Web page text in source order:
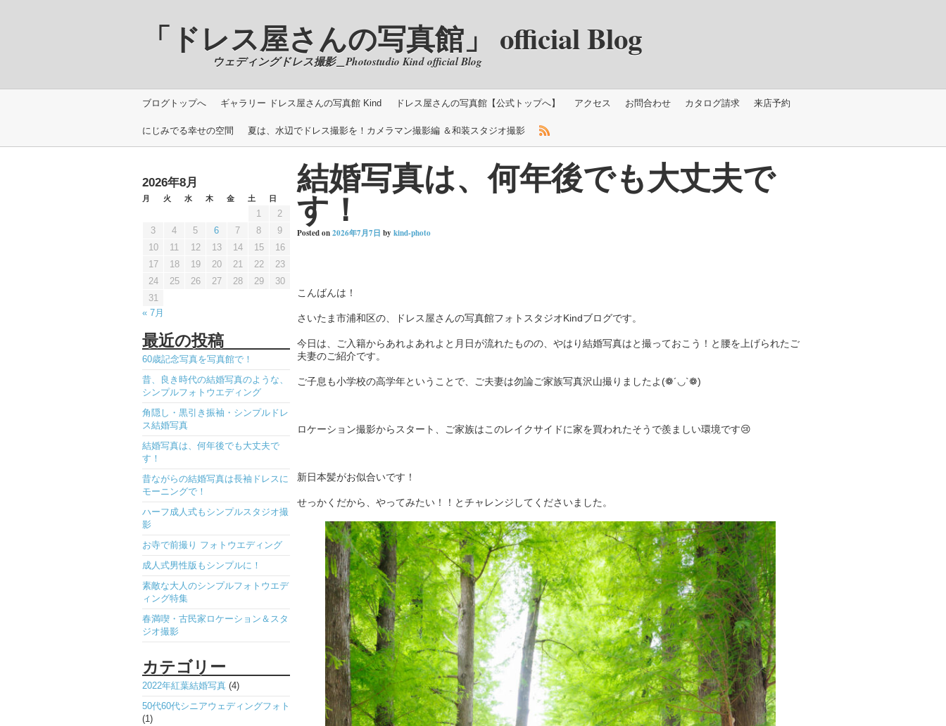
「ドレス屋さんの写真館」 official Blog
ウェディングドレス撮影＿Photostudio Kind official Blog
ブログトップへ ギャラリー ドレス屋さんの写真館 Kind ドレス屋さんの写真館【公式トップへ】 アクセス お問合わせ カタログ請求 来店予約
にじみでる幸せの空間 夏は、水辺でドレス撮影を！カメラマン撮影編 ＆和装スタジオ撮影
2026年8月
月 火 水 木 金 土 日
1
2
3
4 5 6 7 8
9
10
11 12 13 14 15
16
17
18 19 20 21 22
23
24
25 26 27 28 29
30
31
« 7月
最近の投稿
60歳記念写真を写真館で！
昔、良き時代の結婚写真のような、
シンプルフォトウエディング
角隠し・黒引き振袖・シンプルドレ
ス結婚写真
結婚写真は、何年後でも大丈夫で
す！
昔ながらの結婚写真は長袖ドレスに
モーニングで！
ハーフ成人式もシンプルスタジオ撮
影
お寺で前撮り フォトウエディング
成人式男性版もシンプルに！
素敵な大人のシンプルフォトウエデ
ィング特集
春満喫・古民家ロケーション＆スタ
ジオ撮影
カテゴリー
2022年紅葉結婚写真 (4)
50代60代シニアウェディングフォト
(1)
結婚写真は、何年後でも大丈夫で
す！
Posted on2026年7月7日 by kind-photo
こんばんは！
さいたま市浦和区の、ドレス屋さんの写真館フォトスタジオKindブログです。
今日は、ご入籍からあれよあれよと月日が流れたものの、やはり結婚写真はと撮っておこう！と腰を上げられたご
夫妻のご紹介です。
ご子息も小学校の高学年ということで、ご夫妻は勿論ご家族写真沢山撮りましたよ(❁´◡`❁)
ロケーション撮影からスタート、ご家族はこのレイクサイドに家を買われたそうで羨ましい環境です😢
新日本髪がお似合いです！
せっかくだから、やってみたい！！とチャレンジしてくださいました。